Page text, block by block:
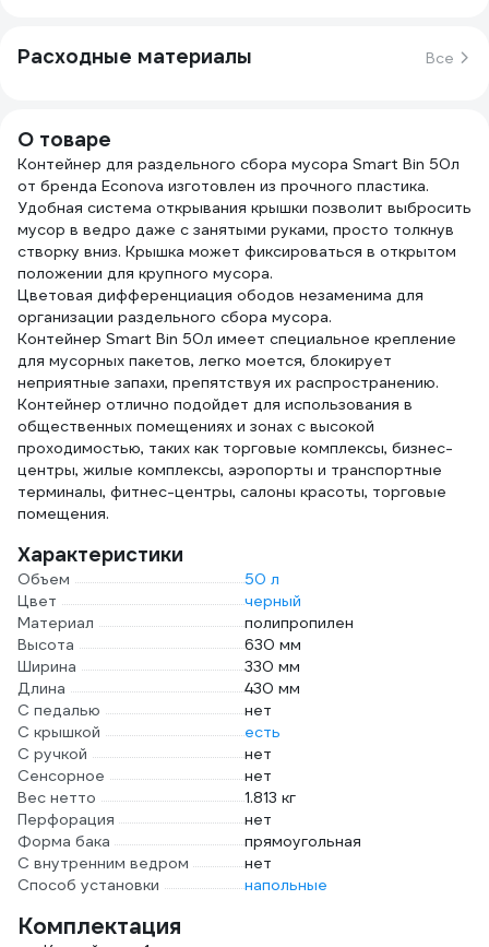
Расходные материалы Все
О товаре
Контейнер для раздельного сбора мусора Smart Bin 50л
от бренда Econova изготовлен из прочного пластика.
Удобная система открывания крышки позволит выбросить
мусор в ведро даже с занятыми руками, просто толкнув
створку вниз. Крышка может фиксироваться в открытом
положении для крупного мусора.
Цветовая дифференциация ободов незаменима для
организации раздельного сбора мусора.
Контейнер Smart Bin 50л имеет специальное крепление
для мусорных пакетов, легко моется, блокирует
неприятные запахи, препятствуя их распространению.
Контейнер отлично подойдет для использования в
общественных помещениях и зонах с высокой
проходимостью, таких как торговые комплексы, бизнес-
центры, жилые комплексы, аэропорты и транспортные
терминалы, фитнес-центры, салоны красоты, торговые
помещения.
Характеристики
Объем
50 л
Цвет
черный
Материал
полипропилен
Высота
630 мм
Ширина
330 мм
Длина
430 мм
С педалью
нет
С крышкой
есть
С ручкой
нет
Сенсорное
нет
Вес нетто
1.813 кг
Перфорация
нет
Форма бака
прямоугольная
С внутренним ведром
нет
Способ установки
напольные
Комплектация